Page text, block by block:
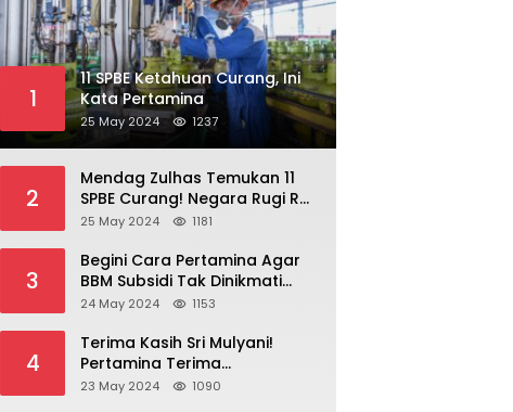
1
11 SPBE Ketahuan Curang, Ini
Kata Pertamina
25 May 2024 1237
2
Mendag Zulhas Temukan 11
SPBE Curang! Negara Rugi Rp
18,7 Miliar/ Tahun
25 May 2024 1181
3
Begini Cara Pertamina Agar
BBM Subsidi Tak Dinikmati
Orang Kaya!
24 May 2024 1153
4
Terima Kasih Sri Mulyani!
Pertamina Terima
Kompensasi BBM Rp 43,52
23 May 2024 1090